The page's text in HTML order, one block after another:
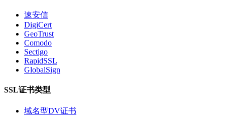
速安信
DigiCert
GeoTrust
Comodo
Sectigo
RapidSSL
GlobalSign
SSL证书类型
域名型DV证书